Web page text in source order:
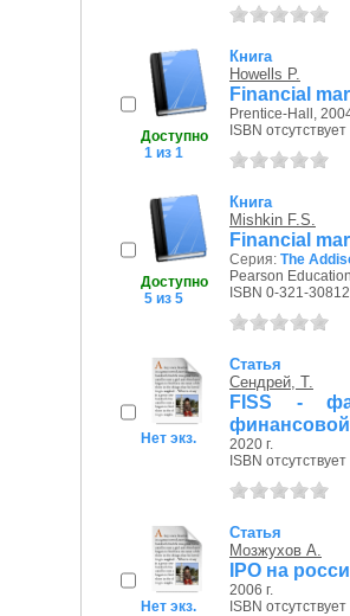
Доступно
1 из 1
Книга
Howells P.
Financial
Prentice-Hall,
ISBN отсутствует
Доступно
5 из 5
Книга
Mishkin F.S.
Financial
Серия: The
Pearson
ISBN 0-321-
Нет экз.
Статья
Сендрей, Т.
FISS -
2020 г.
ISBN отсутствует
Нет экз.
Статья
Мозжухов А.
IPO на
2006 г.
ISBN отсутствует